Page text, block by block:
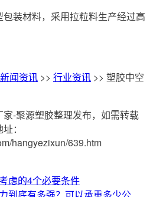
装材料，采用拉粒料生产经过高
新闻资讯 >> 行业资讯 >> 塑胶中空
家-聚源塑胶整理发布，如需转载
：
hangyezixun/639.htm
虑的4个必要条件
到底有多强？可以承重多少公